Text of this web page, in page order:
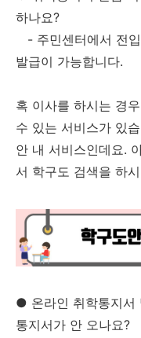
하나요?
- 주민센터에서 전
발급이 가능합니다.
혹 이사를 하시는 경
수 있는 서비스가 있
안 내 서비스인데요.
서 학구도 검색을 하
● 온라인 취학통지
통지서가 안 오나요?